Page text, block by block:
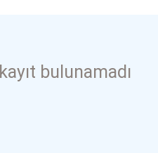
bulunamadı